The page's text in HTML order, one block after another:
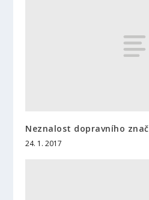
Neznalost dopravního
24. 1. 2017